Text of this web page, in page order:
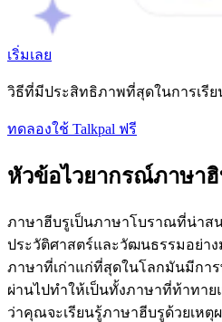
เริ่มเลย
วิธีที่มีประสิทธิภาพที่สุดในการเรีย
ทดลองใช้ Talkpal ฟรี
หัวข้อไวยากรณ์ภาษา
ภาษาฮีบรูเป็นภาษาโบราณที่น่าส
ประวัติศาสตร์และวัฒนธรรมอย่า
ภาษาที่เก่าแก่ที่สุดในโลกมันมีกา
ผ่านไปทําให้เป็นทั้งภาษาที่ท้าทาย
ว่าคุณจะเรียนรู้ภาษาฮีบรูด้วยเหตุ